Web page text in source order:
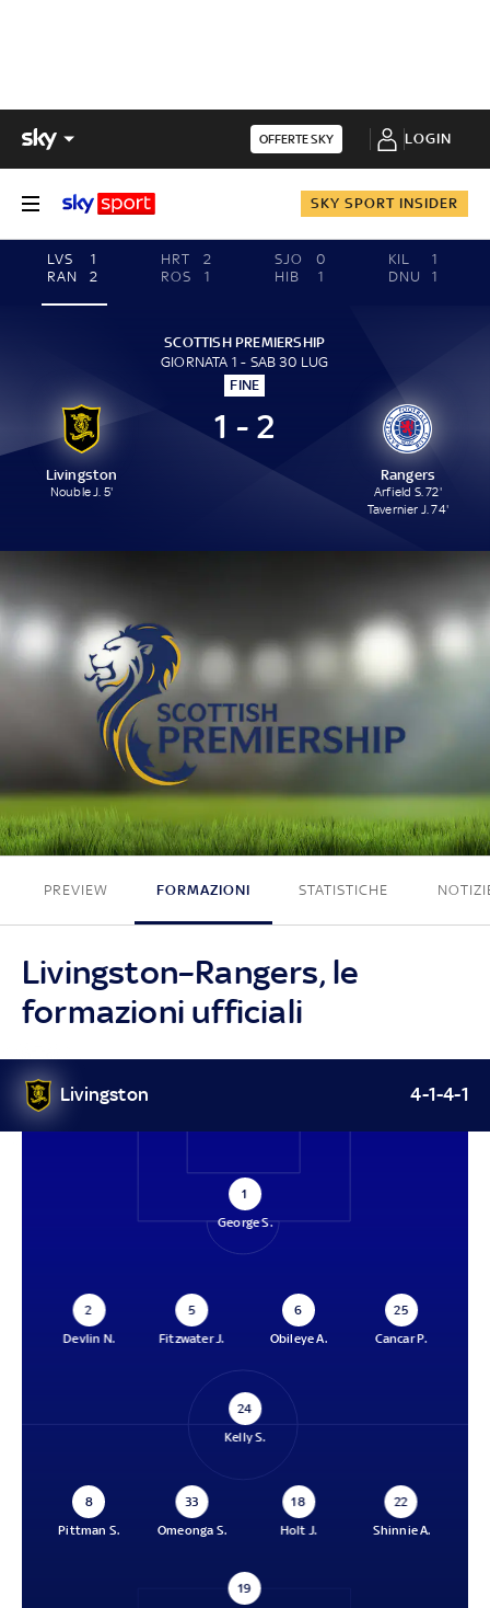
OFFERTE SKY LOGIN
SKY SPORT INSIDER
LVS
1
RAN
2
HRT
2
ROS
1
SJO
0
HIB
1
KIL
1
DNU
1
SCOTTISH PREMIERSHIP
GIORNATA 1 - SAB 30 LUG
FINE
Livingston
Nouble J. 5'
1 - 2
Rangers
Arfield S. 72'
Tavernier J. 74'
1 - 2
PREVIEW FORMAZIONI STATISTICHE
Livingston–Rangers, le
formazioni ufficiali
Livingston 4-1-4-1
1
George S.
2
Devlin N.
5
Fitzwater J.
6
Obileye A.
25
Cancar P.
24
Kelly S.
8
Pittman S.
33
Omeonga S.
18
Holt J.
22
Shinnie A.
19